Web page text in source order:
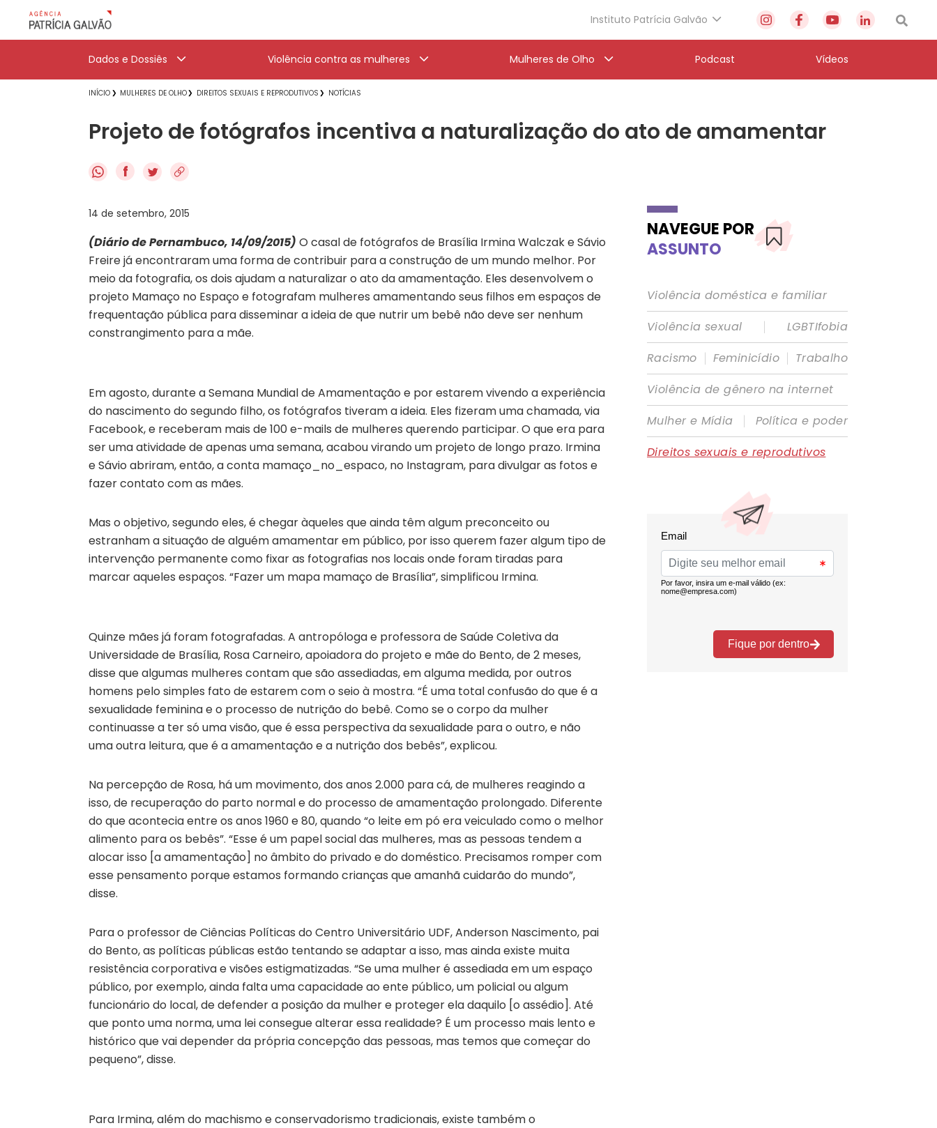
Instituto Patrícia Galvão
Dados e Dossiês Violência contra as mulheres Mulheres de Olho Podcast Vídeos
INÍCIO MULHERES DE OLHO DIREITOS SEXUAIS E REPRODUTIVOS NOTÍCIAS
Projeto de fotógrafos incentiva a naturalização do ato de amamentar
f
14 de setembro, 2015
(Diário de Pernambuco, 14/09/2015) O casal de fotógrafos de Brasília Irmina Walczak e Sávio
Freire já encontraram uma forma de contribuir para a construção de um mundo melhor. Por
meio da fotografia, os dois ajudam a naturalizar o ato da amamentação. Eles desenvolvem o
projeto Mamaço no Espaço e fotografam mulheres amamentando seus filhos em espaços de
frequentação pública para disseminar a ideia de que nutrir um bebê não deve ser nenhum
constrangimento para a mãe.
Em agosto, durante a Semana Mundial de Amamentação e por estarem vivendo a experiência
do nascimento do segundo filho, os fotógrafos tiveram a ideia. Eles fizeram uma chamada, via
Facebook, e receberam mais de 100 e-mails de mulheres querendo participar. O que era para
ser uma atividade de apenas uma semana, acabou virando um projeto de longo prazo. Irmina
e Sávio abriram, então, a conta mamaço_no_espaco, no Instagram, para divulgar as fotos e
fazer contato com as mães.
Mas o objetivo, segundo eles, é chegar àqueles que ainda têm algum preconceito ou
estranham a situação de alguém amamentar em público, por isso querem fazer algum tipo de
intervenção permanente como fixar as fotografias nos locais onde foram tiradas para
marcar aqueles espaços. “Fazer um mapa mamaço de Brasília”, simplificou Irmina.
Quinze mães já foram fotografadas. A antropóloga e professora de Saúde Coletiva da
Universidade de Brasília, Rosa Carneiro, apoiadora do projeto e mãe do Bento, de 2 meses,
disse que algumas mulheres contam que são assediadas, em alguma medida, por outros
homens pelo simples fato de estarem com o seio à mostra. “É uma total confusão do que é a
sexualidade feminina e o processo de nutrição do bebê. Como se o corpo da mulher
continuasse a ter só uma visão, que é essa perspectiva da sexualidade para o outro, e não
uma outra leitura, que é a amamentação e a nutrição dos bebês”, explicou.
Na percepção de Rosa, há um movimento, dos anos 2.000 para cá, de mulheres reagindo a
isso, de recuperação do parto normal e do processo de amamentação prolongado. Diferente
do que acontecia entre os anos 1960 e 80, quando “o leite em pó era veiculado como o melhor
alimento para os bebês”. “Esse é um papel social das mulheres, mas as pessoas tendem a
alocar isso [a amamentação] no âmbito do privado e do doméstico. Precisamos romper com
esse pensamento porque estamos formando crianças que amanhã cuidarão do mundo”,
disse.
Para o professor de Ciências Políticas do Centro Universitário UDF, Anderson Nascimento, pai
do Bento, as políticas públicas estão tentando se adaptar a isso, mas ainda existe muita
resistência corporativa e visões estigmatizadas. “Se uma mulher é assediada em um espaço
público, por exemplo, ainda falta uma capacidade ao ente público, um policial ou algum
funcionário do local, de defender a posição da mulher e proteger ela daquilo [o assédio]. Até
que ponto uma norma, uma lei consegue alterar essa realidade? É um processo mais lento e
histórico que vai depender da própria concepção das pessoas, mas temos que começar do
pequeno”, disse.
Para Irmina, além do machismo e conservadorismo tradicionais, existe também o
NAVEGUE POR
ASSUNTO
Violência doméstica e familiar
Violência sexual
|
LGBTIfobia
Racismo | Feminicídio | Trabalho
Violência de gênero na internet
Mulher e Mídia
|
Política e poder
Direitos sexuais e reprodutivos